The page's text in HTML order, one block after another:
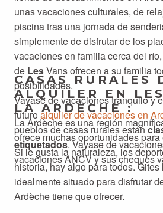
unas vacaciones culturales, de
piscina tras una jornada de
simplemente de disfrutar de los
vacaciones en familia cerca del
de LesVans ofrecen a su familia
posibilidades.
Váyase de vacaciones tranquilo y
futuro alquiler de vacaciones en
pueblos de casas rurales están
etiquetados. Váyase de
vacaciones ANCV y sus cheques
CASAS RURALES
ALQUILER EN
LA ARDÈCHE :
La Ardèche es una región
ofrece muchas oportunidades
Si le gusta la naturaleza, los
historia, hay algo para todos. Gites
idealmente situado para disfrutar
Ardèche tiene que ofrecer.